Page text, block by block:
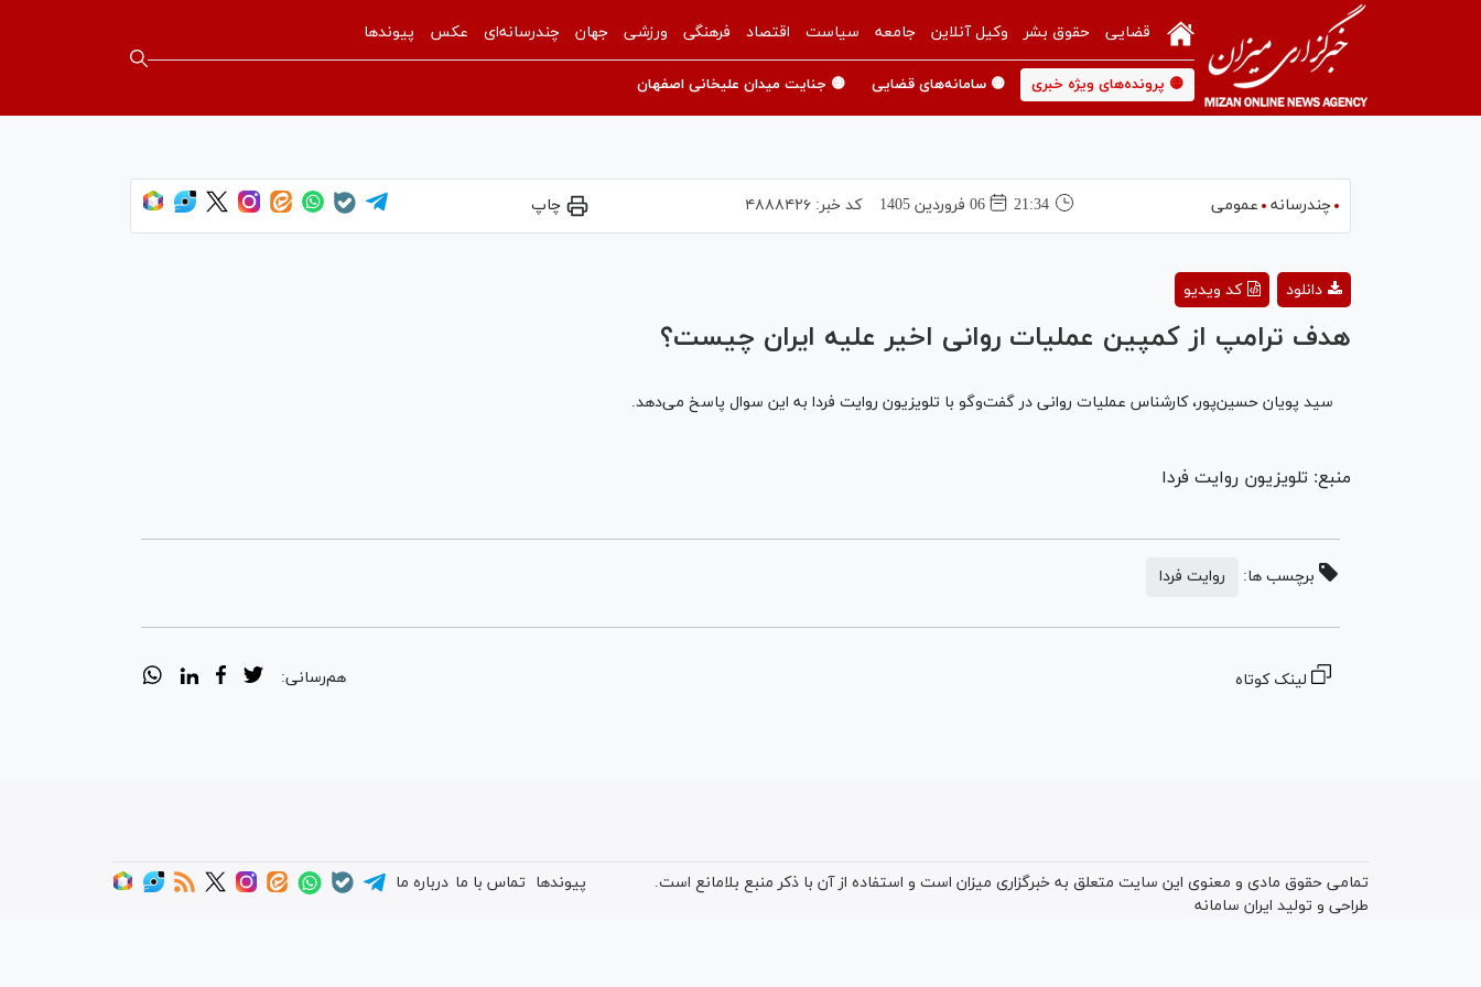
قضایی حقوق بشر وکیل آنلاین جامعه سیاست اقتصاد فرهنگی ورزشی جهان چندرسانه‌ای عکس پیوندها
🟡 پرونده‌های ویژه خبری 🟡 سامانه‌های قضایی 🟡 جنایت میدان علیخانی اصفهان
چندرسانه عمومی 21:34 06 فروردين 1405 کد خبر: ۴۸۸۸۴۲۶ چاپ
Video
کد ویدیو دانلود
هدف ترامپ از کمپین عملیات روانی اخیر علیه ایران چیست؟
سید پویان حسین‌پور، کارشناس عملیات روانی در گفت‌و‌گو با تلویزیون روایت فردا به این سوال پاسخ می‌دهد.
منبع: تلویزیون روایت فردا
برچسب ها: روایت فردا
لینک کوتاه هم‌رسانی:
تمامی حقوق مادی و معنوی این سایت متعلق به خبرگزاری میزان است و استفاده از آن با ذکر منبع بلامانع است.
طراحی و تولید ایران سامانه
پیوندها تماس با ما درباره ما